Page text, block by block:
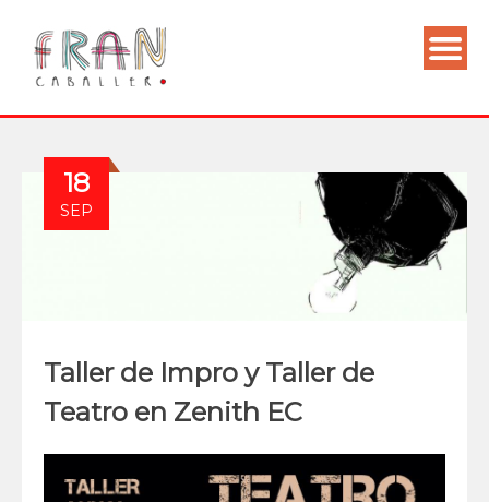
18
SEP
Taller de Impro y Taller de
Teatro en Zenith EC